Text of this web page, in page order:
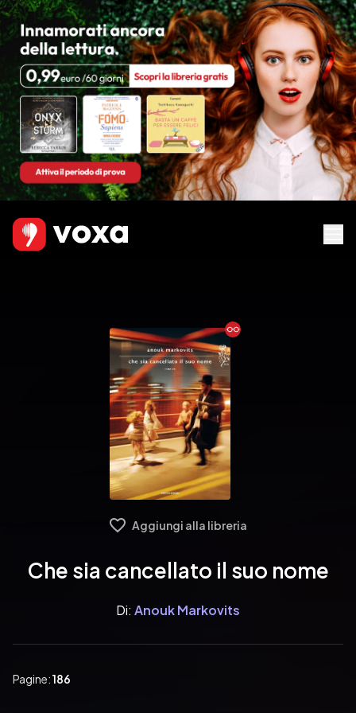
Ebook
Aggiungi alla libreria
Che sia cancellato il suo nome
Di: Anouk Markovits
Pagine:186